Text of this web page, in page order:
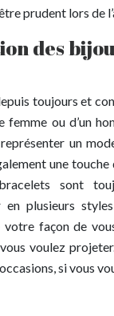
prudent lors de
des
toujours et
femme ou d’un
représenter un
une
sont
en plusieurs
façon de
voulez
si vous